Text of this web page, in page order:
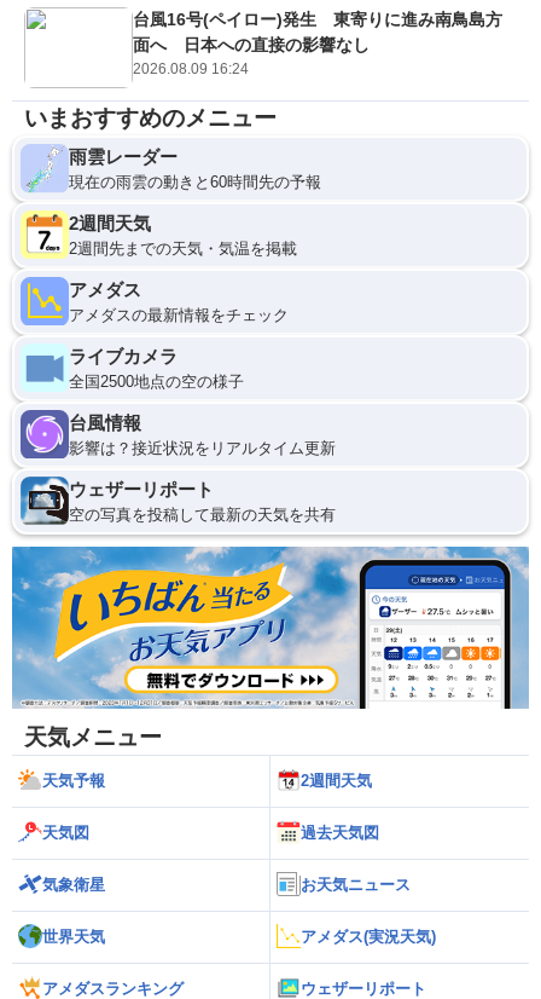
台風16号(ペイロー)発生 東寄りに進み南鳥島方
面へ 日本への直接の影響なし
2026.08.09 16:24
いまおすすめのメニュー
雨雲レーダー
現在の雨雲の動きと60時間先の予報
2週間天気
2週間先までの天気・気温を掲載
アメダス
アメダスの最新情報をチェック
ライブカメラ
全国2500地点の空の様子
台風情報
影響は？接近状況をリアルタイム更新
ウェザーリポート
空の写真を投稿して最新の天気を共有
天気メニュー
天気予報 2週間天気
天気図 過去天気図
気象衛星 お天気ニュース
世界天気 アメダス(実況天気)
アメダスランキング ウェザーリポート